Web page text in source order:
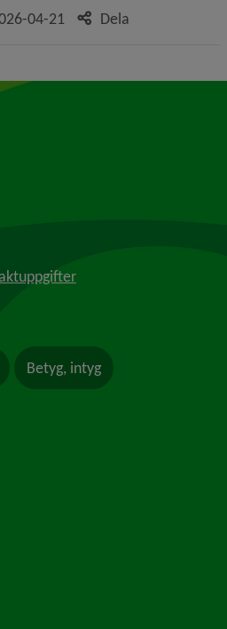
04-21 Dela
Betyg, intyg
annan webbplats